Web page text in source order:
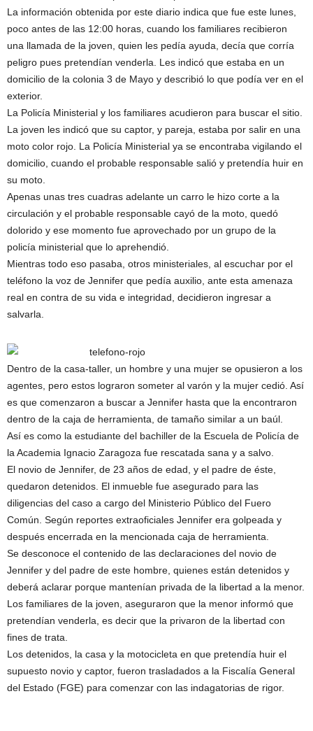
La información obtenida por este diario indica que fue este lunes,
poco antes de las 12:00 horas, cuando los familiares recibieron
una llamada de la joven, quien les pedía ayuda, decía que corría
peligro pues pretendían venderla. Les indicó que estaba en un
domicilio de la colonia 3 de Mayo y describió lo que podía ver en el
exterior.
La Policía Ministerial y los familiares acudieron para buscar el sitio.
La joven les indicó que su captor, y pareja, estaba por salir en una
moto color rojo. La Policía Ministerial ya se encontraba vigilando el
domicilio, cuando el probable responsable salió y pretendía huir en
su moto.
Apenas unas tres cuadras adelante un carro le hizo corte a la
circulación y el probable responsable cayó de la moto, quedó
dolorido y ese momento fue aprovechado por un grupo de la
policía ministerial que lo aprehendió.
Mientras todo eso pasaba, otros ministeriales, al escuchar por el
teléfono la voz de Jennifer que pedía auxilio, ante esta amenaza
real en contra de su vida e integridad, decidieron ingresar a
salvarla.
Dentro de la casa-taller, un hombre y una mujer se opusieron a los
agentes, pero estos lograron someter al varón y la mujer cedió. Así
es que comenzaron a buscar a Jennifer hasta que la encontraron
dentro de la caja de herramienta, de tamaño similar a un baúl.
Así es como la estudiante del bachiller de la Escuela de Policía de
la Academia Ignacio Zaragoza fue rescatada sana y a salvo.
El novio de Jennifer, de 23 años de edad, y el padre de éste,
quedaron detenidos. El inmueble fue asegurado para las
diligencias del caso a cargo del Ministerio Público del Fuero
Común. Según reportes extraoficiales Jennifer era golpeada y
después encerrada en la mencionada caja de herramienta.
Se desconoce el contenido de las declaraciones del novio de
Jennifer y del padre de este hombre, quienes están detenidos y
deberá aclarar porque mantenían privada de la libertad a la menor.
Los familiares de la joven, aseguraron que la menor informó que
pretendían venderla, es decir que la privaron de la libertad con
fines de trata.
Los detenidos, la casa y la motocicleta en que pretendía huir el
supuesto novio y captor, fueron trasladados a la Fiscalía General
del Estado (FGE) para comenzar con las indagatorias de rigor.